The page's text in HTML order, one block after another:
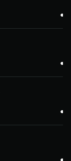
●
●
●